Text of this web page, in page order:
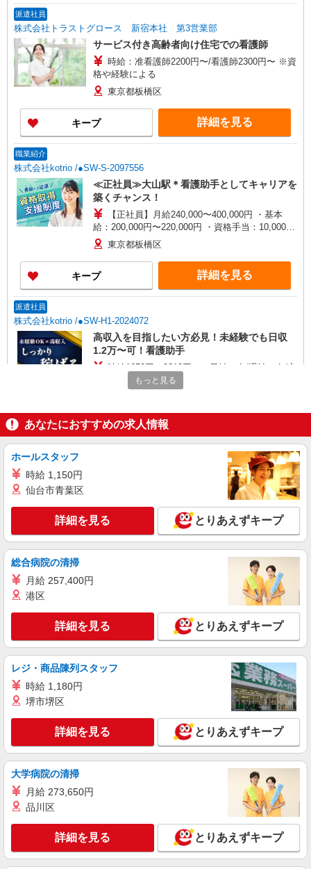
派遣社員
株式会社トラストグロース 新宿本社 第3営業部
サービス付き高齢者向け住宅での看護師
時給：准看護師2200円〜/看護師2300円〜 ※資
格や経験による
東京都板橋区
キープ 詳細を見る
職業紹介
株式会社kotrio /●SW-S-2097556
≪正社員≫大山駅＊看護助手としてキャリアを
築くチャンス！
【正社員】月給240,000〜400,000円 ・基本
給：200,000円〜220,000円 ・資格手当：10,000〜
30,000円 ・役職手当：10,000〜70,000円 ・処遇改
善手当：20,000〜60,000円（勤続年数、保有資格
により変動） ・固定残業手当：20,000円（10時
間） ※固定残業時間を超過する場合には超過勤務
手当として別途支給 ・夜勤手当：10,000円/1回
歓迎 ・認知症介護基礎研修 ・初任者研修 ・実務
者研修 ・介護福祉士 など
東京都板橋区
キープ 詳細を見る
派遣社員
株式会社kotrio /●SW-H1-2024072
高収入を目指したい方必見！未経験でも日収
1.2万〜可！看護助手
時給1650円〜2312円 ＜日払い有/週払い有/交
通費全支給(ガソリン代含む)＞
キープ
職業紹介
株式会社トラストグロース 新宿本社 第3営業部
時給：准看護師1750円〜／看護師1950円〜
※資格や経験などによる
東京都板橋区
キープ 詳細を見る
派遣社員
株式会社kotrio /●SW-H1-2023943
≪成増駅≫未経験・無資格から看護助手へ挑
戦！シフト相談OK♪
時給1650円〜2312円 ＜日払い有/週払い有/交
通費全支給(ガソリン代含む)＞
キープ 詳細を見る
派遣社員
株式会社kotrio /●SW-H1-2024204
≪成増駅≫年齢不問！０からスタートでも活躍
できる看護助手♪
時給1650円〜2312円 ＜日払い有/週払い有/交
通費全支給(ガソリン代含む)＞
板橋区内 成増駅スグ
もっと見る
あなたにおすすめの求人情報
ホールスタッフ
時給 1,150円
仙台市青葉区
詳細を見る とりあえずキープ
総合病院の清掃
月給 257,400円
港区
詳細を見る とりあえずキープ
レジ・商品陳列スタッフ
時給 1,180円
堺市堺区
詳細を見る とりあえずキープ
大学病院の清掃
月給 273,650円
品川区
詳細を見る とりあえずキープ